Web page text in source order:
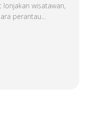
wisatawan,
perantau...